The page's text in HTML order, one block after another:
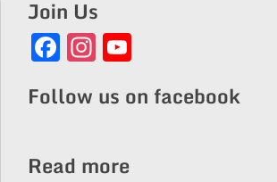
Join Us
Facebook
Instagram
Follow us on facebook
Read more